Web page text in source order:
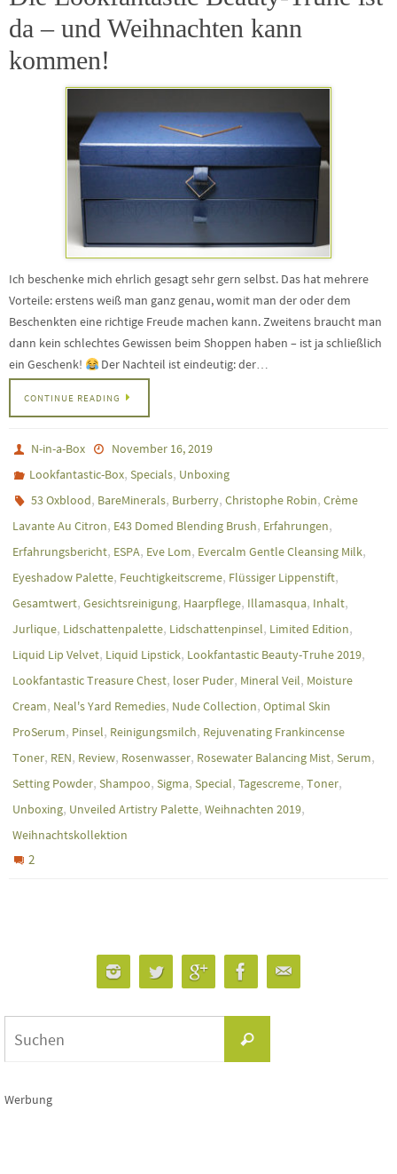
da – und Weihnachten kann
kommen!
Ich beschenke mich ehrlich gesagt sehr gern selbst. Das hat mehrere
Vorteile: erstens weiß man ganz genau, womit man der oder dem
Beschenkten eine richtige Freude machen kann. Zweitens braucht man
dann kein schlechtes Gewissen beim Shoppen haben – ist ja schließlich
ein Geschenk!
Der Nachteil ist eindeutig: der…
CONTINUE READING
N-in-a-Box
November 16, 2019
Lookfantastic-Box,Specials, Unboxing
53 Oxblood, BareMinerals, Burberry,Christophe Robin,Crème
Lavante Au Citron, E43 Domed Blending Brush, Erfahrungen,
Erfahrungsbericht, ESPA, Eve Lom, Evercalm Gentle Cleansing Milk,
Eyeshadow Palette, Feuchtigkeitscreme, Flüssiger Lippenstift,
Gesamtwert, Gesichtsreinigung, Haarpflege, Illamasqua, Inhalt,
Jurlique, Lidschattenpalette, Lidschattenpinsel, Limited Edition,
Liquid Lip Velvet, Liquid Lipstick, Lookfantastic Beauty-Truhe 2019,
Lookfantastic Treasure Chest, loser Puder, Mineral Veil, Moisture
Cream, Neal's Yard Remedies, Nude Collection, Optimal Skin
ProSerum, Pinsel, Reinigungsmilch, Rejuvenating Frankincense
Toner, REN, Review, Rosenwasser, Rosewater Balancing Mist, Serum,
Setting Powder, Shampoo, Sigma, Special, Tagescreme, Toner,
Unboxing, Unveiled Artistry Palette, Weihnachten 2019,
Weihnachtskollektion
2
Suchen
Werbung